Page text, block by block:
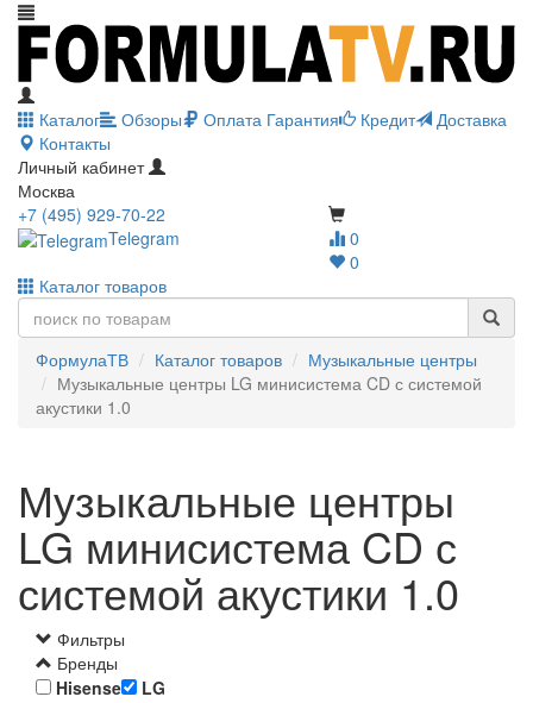
Каталог Обзоры Оплата Гарантия Кредит
Доставка
Контакты
Личный кабинет
Москва
0
0
+7 (495) 929-70-22
Telegram
Каталог товаров
ФормулаТВ Каталог товаров
Музыкальные центры
Музыкальные центры LG минисистема CD с системой
акустики 1.0
Музыкальные центры
LG минисистема CD с
системой акустики 1.0
Фильтры
Бренды
Hisense
LG